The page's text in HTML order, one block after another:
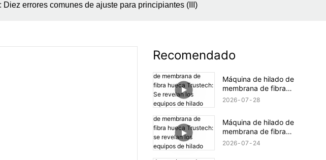
errores comunes de ajuste para principiantes (III)
Recomendado
Máquina de hilado de
membrana de fibra
hueca Trustech: Se
2026 07 28
Máquina de hilado de
membrana de fibra
hueca Trustech: se
2026 07 24